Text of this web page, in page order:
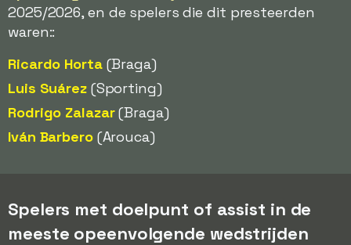
2025/2026, en de spelers die dit presteerden
waren::
Ricardo Horta(Braga)
Luis Suárez(Sporting)
Rodrigo Zalazar(Braga)
Iván Barbero(Arouca)
Spelers met doelpunt of assist in de
meeste opeenvolgende wedstrijden